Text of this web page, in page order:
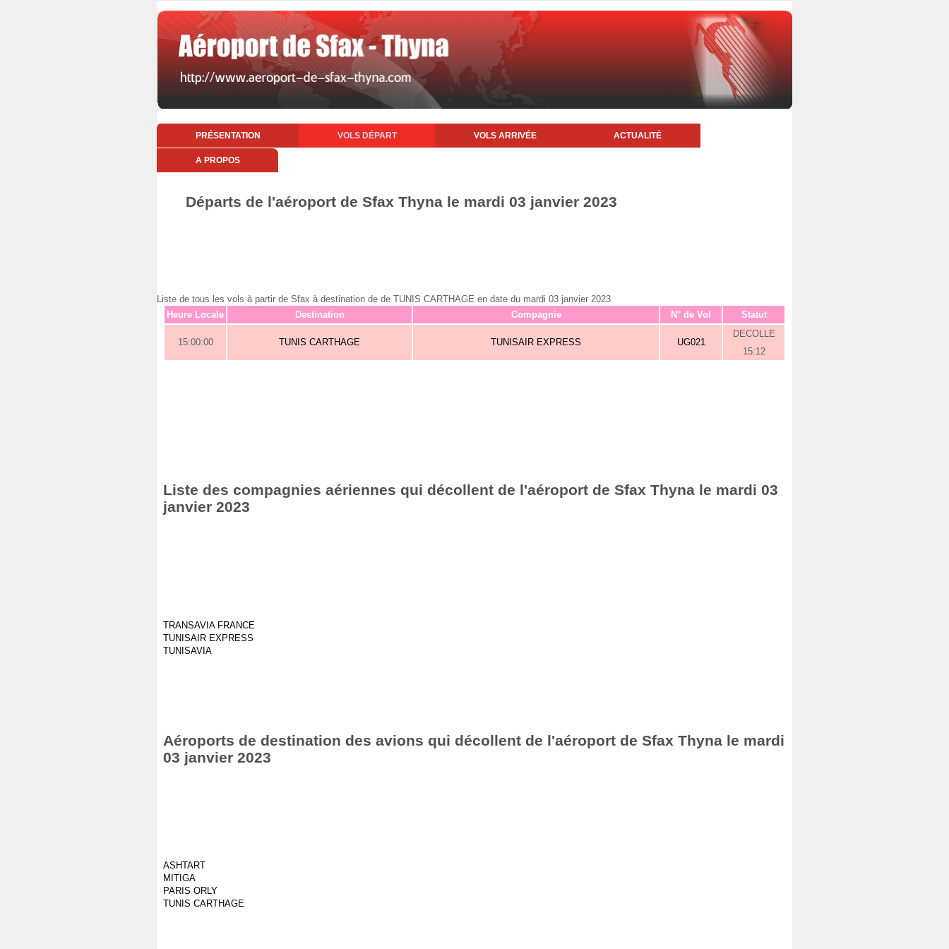
PRÉSENTATION VOLS DÉPART VOLS ARRIVÉE ACTUALITÉ
A PROPOS
Départs de l'aéroport de Sfax Thyna le mardi 03 janvier 2023
Liste de tous les vols à partir de Sfax à destination de de TUNIS CARTHAGE en date du mardi 03 janvier 2023
Heure Locale
Destination Compagnie N° de Vol Statut
15:00:00 TUNIS CARTHAGE TUNISAIR EXPRESS UG021
DECOLLE
15:12
Liste des compagnies aériennes qui décollent de l'aéroport de Sfax Thyna le mardi 03
janvier 2023
TRANSAVIA FRANCE
TUNISAIR EXPRESS
TUNISAVIA
Aéroports de destination des avions qui décollent de l'aéroport de Sfax Thyna le mardi
03 janvier 2023
ASHTART
MITIGA
PARIS ORLY
TUNIS CARTHAGE